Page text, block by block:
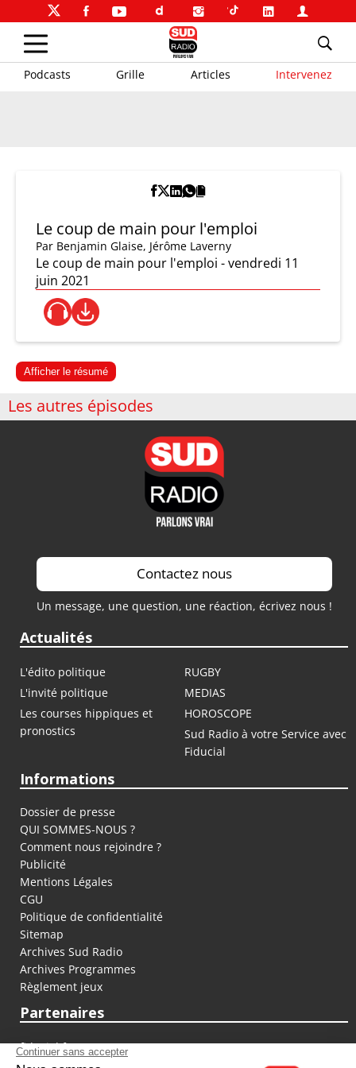
Podcasts Grille Articles Intervenez
Le coup de main pour l'emploi
Par Benjamin Glaise, Jérôme Laverny
Le coup de main pour l'emploi - vendredi 11
juin 2021
Afficher le résumé
Les autres épisodes
Contactez nous
Un message, une question, une réaction, écrivez nous !
Actualités
L'édito politique
RUGBY
L'invité politique
MEDIAS
Les courses hippiques et
pronostics
HOROSCOPE
Sud Radio à votre Service avec
Fiducial
Informations
Dossier de presse
QUI SOMMES-NOUS ?
Comment nous rejoindre ?
Publicité
Mentions Légales
CGU
Politique de confidentialité
Sitemap
Archives Sud Radio
Archives Programmes
Règlement jeux
Partenaires
fiducial.fr